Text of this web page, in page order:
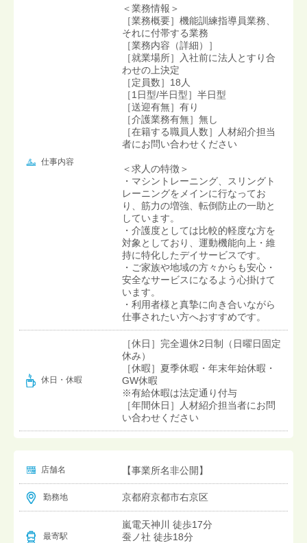
仕事内容
＜業務情報＞
［業務概要］機能訓練指導員業務、
それに付帯する業務
［業務内容（詳細）］
［就業場所］入社前に法人とすり合
わせの上決定
［定員数］18人
［1日型/半日型］半日型
［送迎有無］有り
［介護業務有無］無し
［在籍する職員人数］人材紹介担当
者にお問い合わせください
＜求人の特徴＞
・マシントレーニング、スリングト
レーニングをメインに行なってお
り、筋力の増強、転倒防止の一助と
しています。
・介護度としては比較的軽度な方を
対象としており、運動機能向上・維
持に特化したデイサービスです。
・ご家族や地域の方々からも安心・
安全なサービスになるよう心掛けて
います。
・利用者様と真摯に向き合いながら
仕事されたい方へおすすめです。
休日・休暇
［休日］完全週休2日制（日曜日固定
休み）
［休暇］夏季休暇・年末年始休暇・
GW休暇
※有給休暇は法定通り付与
［年間休日］人材紹介担当者にお問
い合わせください
店舗名 【事業所名非公開】
勤務地 京都府京都市右京区
最寄駅
嵐電天神川 徒歩17分
蚕ノ社 徒歩18分